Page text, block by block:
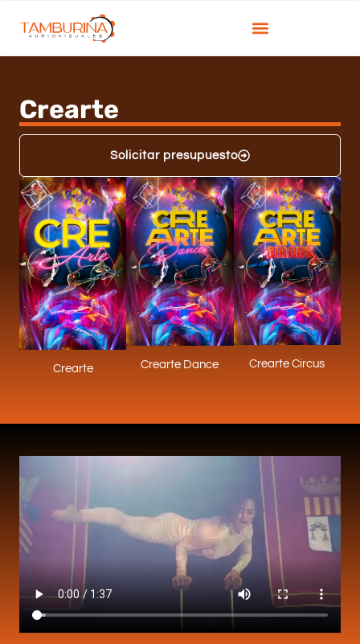
Crearte
Solicitar presupuesto
Crearte Crearte Dance Crearte Circus